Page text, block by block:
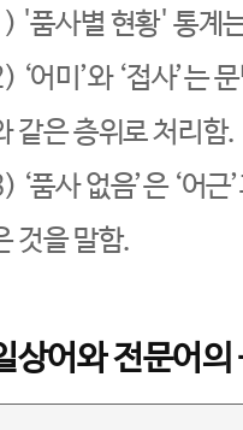
'품사별 현황' 통계
‘어미’와 ‘접사’는
같은 층위로 처리함.
‘품사 없음’은 ‘어
것을 말함.
상어와 전문어의